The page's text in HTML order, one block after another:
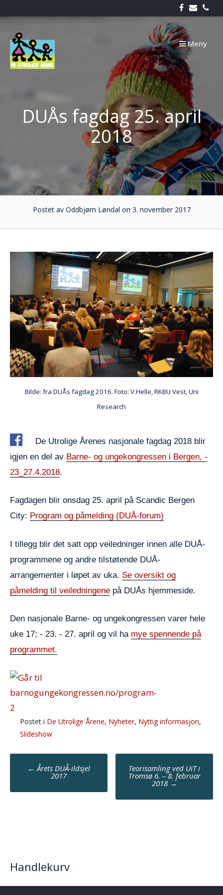
to
content
Meny
DUÅs fagdag 25. april
2018
Postet av Oddbjørn Løndal on 3. november 2017
Bilde: fra DUÅs fagdag 2016. Foto: V.Helle, RKBU Vest, Uni
Research
De Utrolige Årenes nasjonale fagdag 2018 blir
igjen en del av Barne- og ungekongressen i Bergen, -
23_27.4.2018.
Fagdagen blir onsdag 25. april på Scandic Bergen
City: Program og påmelding (DUÅ-forum)
I tillegg blir det satt opp veiledninger innen alle DUÅ-
programmene og andre tilstøtende DUÅ-
arrangementer i løpet av uka. Se oversikt og
påmelding til veiledningene på DUÅs hjemmeside.
Den nasjonale Barne- og ungekongressen varer hele
uke 17; - 23. - 27. april og vil ha mye spennende på
programmet.
Postet i De Utrolige Årene, Nyheter, Nyttig informasjon,
Slideshow
navigation
← Årets DUÅ-ildsjel
2017
Teorisamling ved UiT i
Tromsø 6. – 8. februar
2018 →
Handlekurv